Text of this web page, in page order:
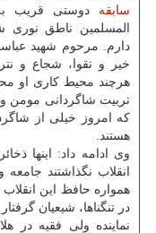
سابقه دوستی قریب
المسلمین ناطق نوری
دارم. مرحوم شهید
خیر و تقوا، شجاع و
هرچند محیط كاری او
تربیت شاگردانی مومن
كه امروز خیلی از
هستند.
وی ادامه داد: اینها
انقلاب نگذاشتند جامعه
همواره حافظ این
در تنگناها، شیعیان
نماینده ولی فقیه در